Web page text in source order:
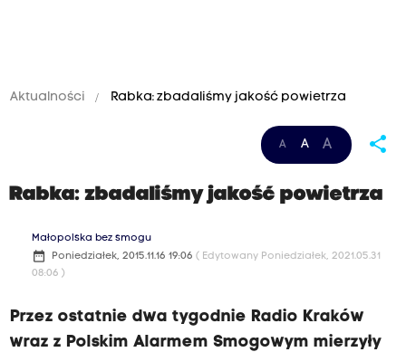
Aktualności Rabka: zbadaliśmy jakość powietrza
A A A share
Rabka: zbadaliśmy jakość powietrza
Małopolska bez smogu
date_range Poniedziałek, 2015.11.16 19:06 ( Edytowany Poniedziałek, 2021.05.31
08:06 )
Przez ostatnie dwa tygodnie Radio Kraków
wraz z Polskim Alarmem Smogowym mierzyły